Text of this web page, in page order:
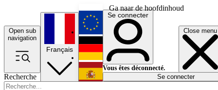
Ga naar de hoofdinhoud
Open sub
navigation
Close menu
Recherche
Français
English
Deutsch
Español
Se connecter
Vous êtes déconnecté.
Se connecter